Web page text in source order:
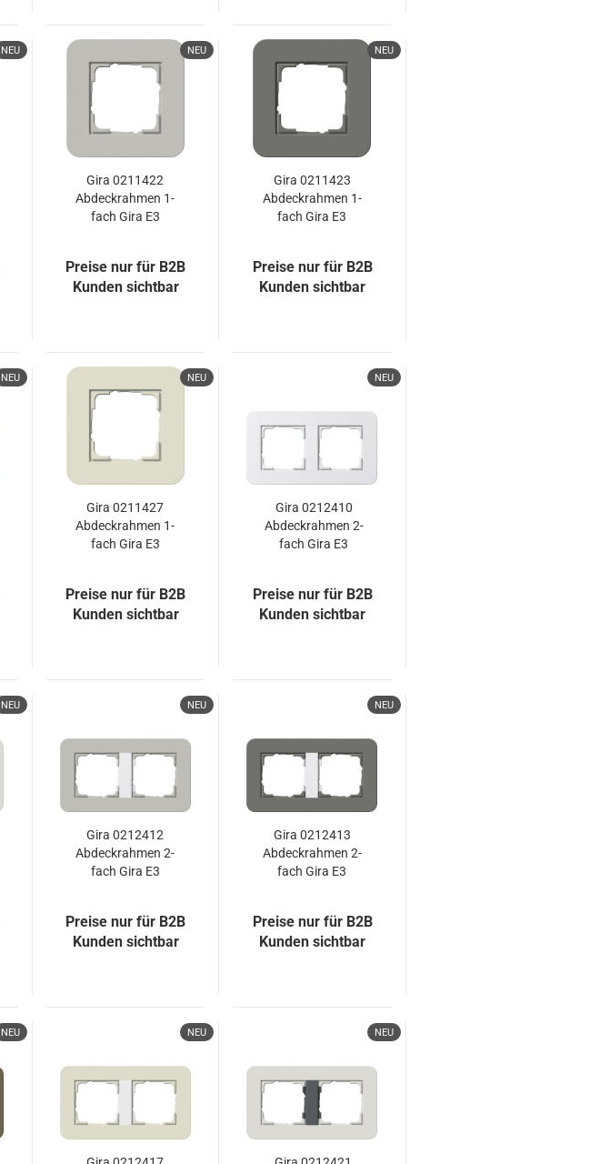
NEU NEU
Gira 0211422
Abdeckrahmen 1-
fach Gira E3
Preise nur für B2B
Kunden sichtbar
NEU
Gira 0211423
Abdeckrahmen 1-
fach Gira E3
Preise nur für B2B
Kunden sichtbar
NEU NEU
Gira 0211427
Abdeckrahmen 1-
fach Gira E3
Preise nur für B2B
Kunden sichtbar
NEU
Gira 0212410
Abdeckrahmen 2-
fach Gira E3
Preise nur für B2B
Kunden sichtbar
NEU NEU
Gira 0212412
Abdeckrahmen 2-
fach Gira E3
Preise nur für B2B
Kunden sichtbar
NEU
Gira 0212413
Abdeckrahmen 2-
fach Gira E3
Preise nur für B2B
Kunden sichtbar
NEU NEU NEU